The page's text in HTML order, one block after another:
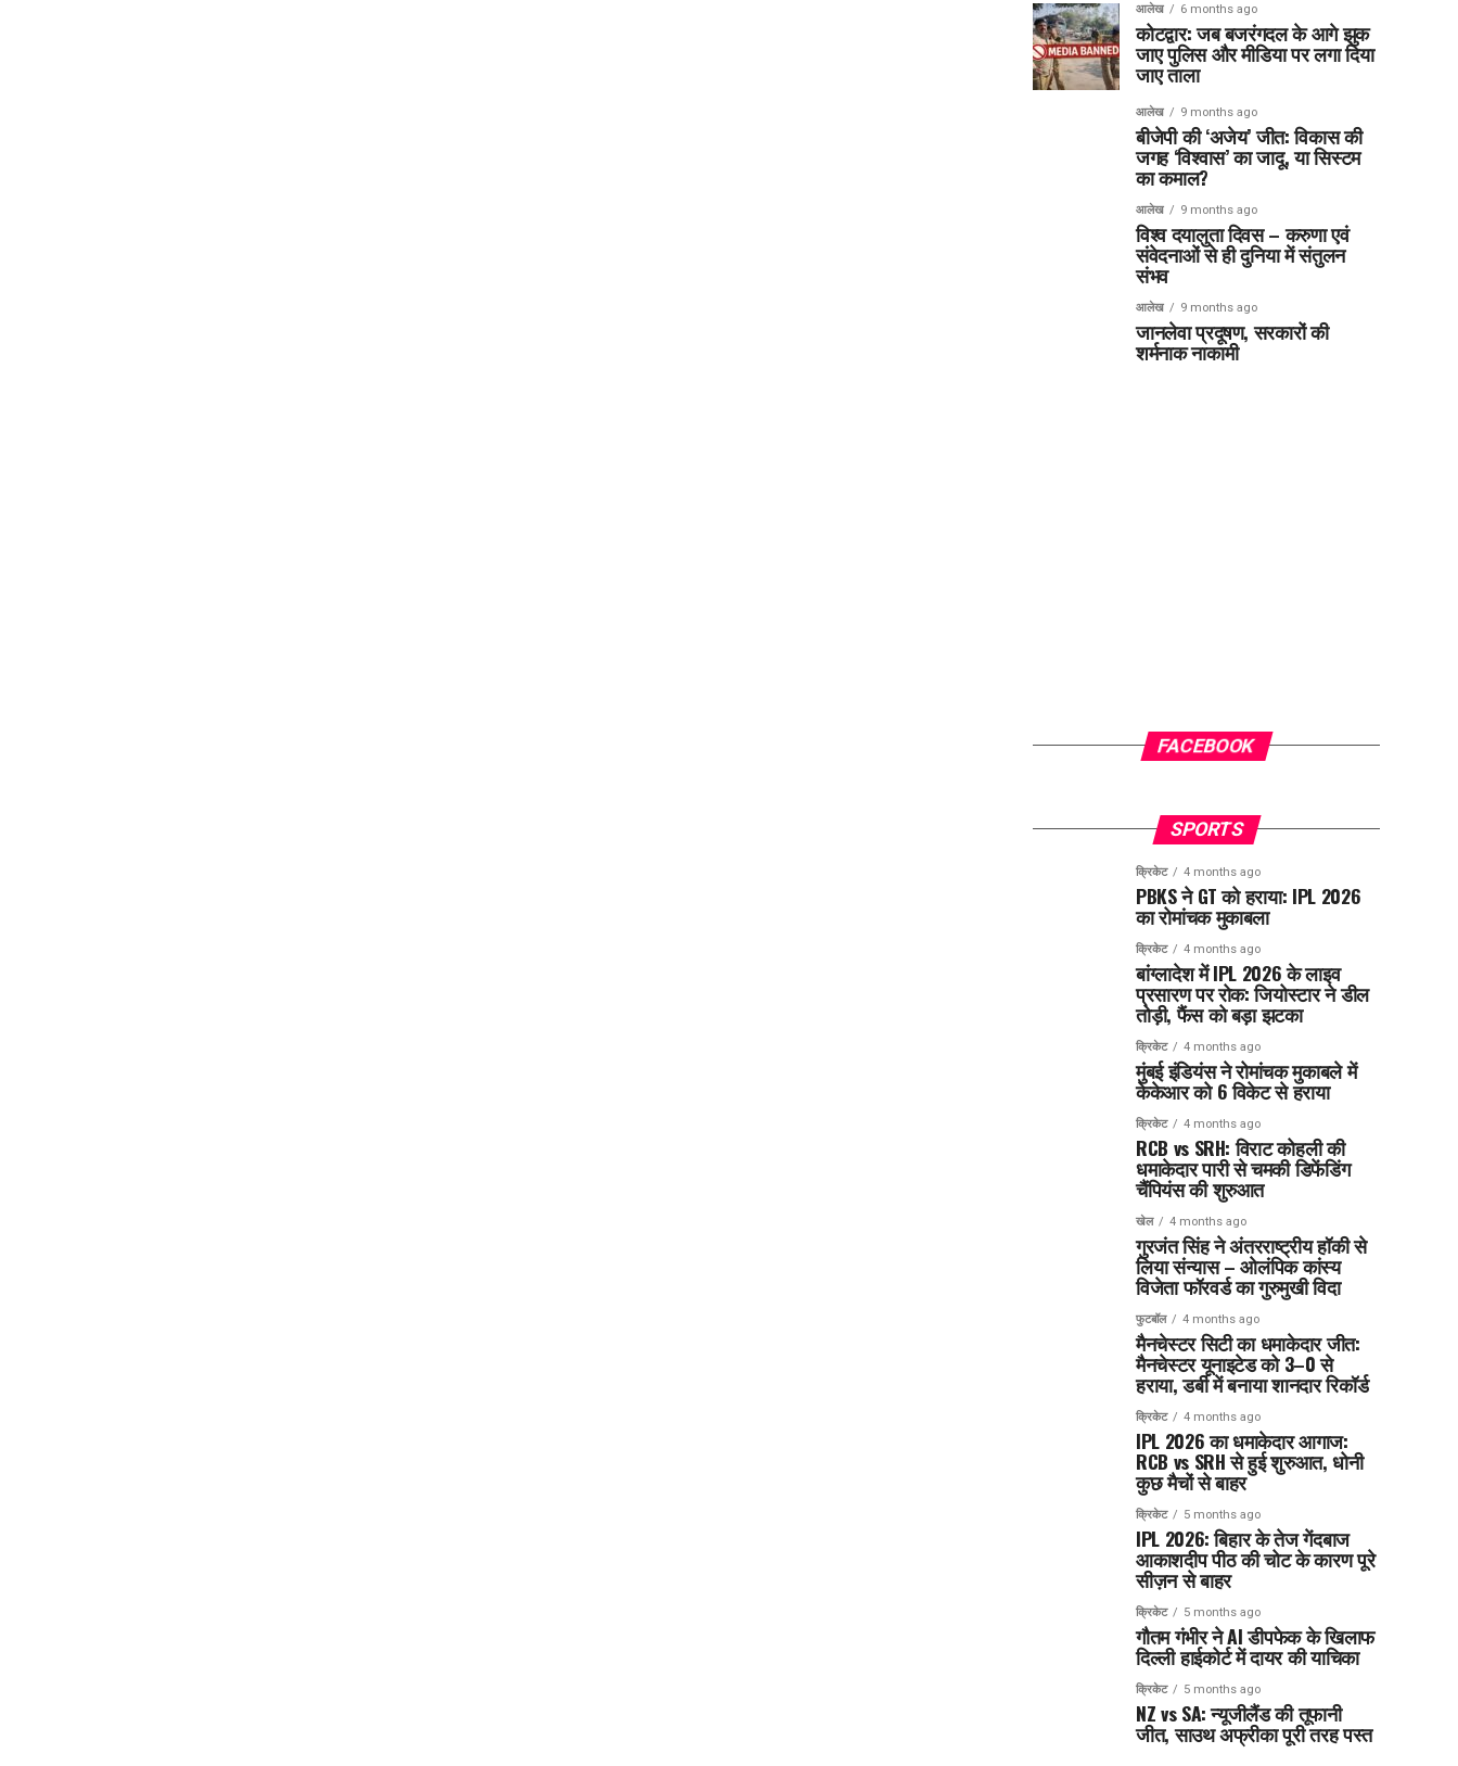
आलेख 6 months ago
कोटद्वार: जब बजरंगदल के आगे झुक
जाए पुलिस और मीडिया पर लगा दिया
जाए ताला
आलेख 9 months ago
बीजेपी की ‘अजेय’ जीत: विकास की
जगह ‘विश्वास’ का जादू, या सिस्टम
का कमाल?
आलेख 9 months ago
विश्व दयालुता दिवस – करुणा एवं
संवेदनाओं से ही दुनिया में संतुलन
संभव
आलेख 9 months ago
जानलेवा प्रदूषण, सरकारों की
शर्मनाक नाकामी
FACEBOOK
SPORTS
क्रिकेट 4 months ago
PBKS ने GT को हराया: IPL 2026
का रोमांचक मुकाबला
क्रिकेट 4 months ago
बांग्लादेश में IPL 2026 के लाइव
प्रसारण पर रोक: जियोस्टार ने डील
तोड़ी, फैंस को बड़ा झटका
क्रिकेट 4 months ago
मुंबई इंडियंस ने रोमांचक मुकाबले में
केकेआर को 6 विकेट से हराया
क्रिकेट 4 months ago
RCB vs SRH: विराट कोहली की
धमाकेदार पारी से चमकी डिफेंडिंग
चैंपियंस की शुरुआत
खेल 4 months ago
गुरजंत सिंह ने अंतरराष्ट्रीय हॉकी से
लिया संन्यास – ओलंपिक कांस्य
विजेता फॉरवर्ड का गुरुमुखी विदा
फुटबॉल 4 months ago
मैनचेस्टर सिटी का धमाकेदार जीत:
मैनचेस्टर यूनाइटेड को 3–0 से
हराया, डर्बी में बनाया शानदार रिकॉर्ड
क्रिकेट 4 months ago
IPL 2026 का धमाकेदार आगाज:
RCB vs SRH से हुई शुरुआत, धोनी
कुछ मैचों से बाहर
क्रिकेट 5 months ago
IPL 2026: बिहार के तेज गेंदबाज
आकाशदीप पीठ की चोट के कारण पूरे
सीज़न से बाहर
क्रिकेट 5 months ago
गौतम गंभीर ने AI डीपफेक के खिलाफ
दिल्ली हाईकोर्ट में दायर की याचिका
क्रिकेट 5 months ago
NZ vs SA: न्यूजीलैंड की तूफानी
जीत, साउथ अफ्रीका पूरी तरह पस्त